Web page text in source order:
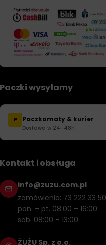
Paczki wysyłamy
P Paczkomaty & kurier
Dostawa w 24–48h
Kontakt i obsługa
info@zuzu.com.pl
zamówienia: 73 222 33 50
pon. – pt. 08:00 – 16:00
sob. 08:00 – 13:00
ŻUŻU Sp. z o.o.